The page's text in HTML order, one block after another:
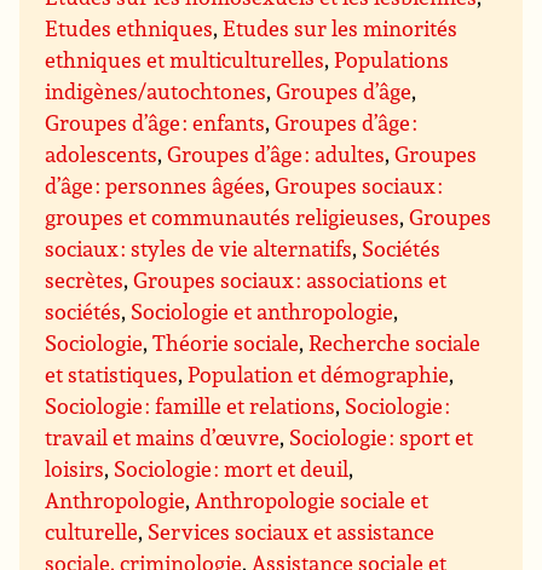
Etudes ethniques,Etudes sur les minorités
ethniques et multiculturelles,Populations
indigènes/autochtones,Groupes d’âge,
Groupes d’âge : enfants,Groupes d’âge :
adolescents,Groupes d’âge : adultes,Groupes
d’âge : personnes âgées,Groupes sociaux :
groupes et communautés religieuses,Groupes
sociaux : styles de vie alternatifs, Sociétés
secrètes,Groupes sociaux : associations et
sociétés, Sociologie et anthropologie,
Sociologie,Théorie sociale,Recherche sociale
et statistiques,Population et démographie,
Sociologie : famille et relations, Sociologie :
travail et mains d’œuvre, Sociologie : sport et
loisirs, Sociologie : mort et deuil,
Anthropologie,Anthropologie sociale et
culturelle, Services sociaux et assistance
sociale, criminologie,Assistance sociale et